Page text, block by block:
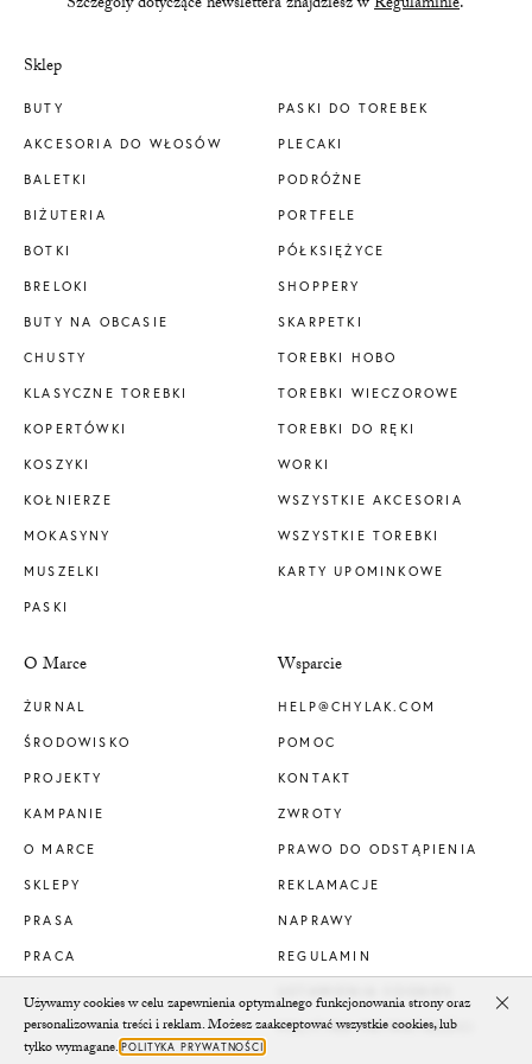
Sklep
BUTY
AKCESORIA DO WŁOSÓW
BALETKI
BIŻUTERIA
BOTKI
BRELOKI
BUTY NA OBCASIE
CHUSTY
KLASYCZNE TOREBKI
KOPERTÓWKI
KOSZYKI
KOŁNIERZE
MOKASYNY
MUSZELKI
PASKI
PASKI DO TOREBEK
PLECAKI
PODRÓŻNE
PORTFELE
PÓŁKSIĘŻYCE
SHOPPERY
SKARPETKI
TOREBKI HOBO
TOREBKI WIECZOROWE
TOREBKI DO RĘKI
WORKI
WSZYSTKIE AKCESORIA
WSZYSTKIE TOREBKI
KARTY UPOMINKOWE
O Marce
ŻURNAL
ŚRODOWISKO
PROJEKTY
KAMPANIE
O MARCE
SKLEPY
PRASA
PRACA
Wsparcie
HELP@CHYLAK.COM
POMOC
KONTAKT
ZWROTY
PRAWO DO ODSTĄPIENIA
REKLAMACJE
NAPRAWY
REGULAMIN
POLITYKA PRYWATNOŚCI
Używamy cookies w celu zapewnienia optymalnego funkcjonowania strony oraz
personalizowania treści i reklam. Możesz zaakceptować wszystkie cookies, lub
tylko wymagane.POLITYKA PRYWATNOŚCI